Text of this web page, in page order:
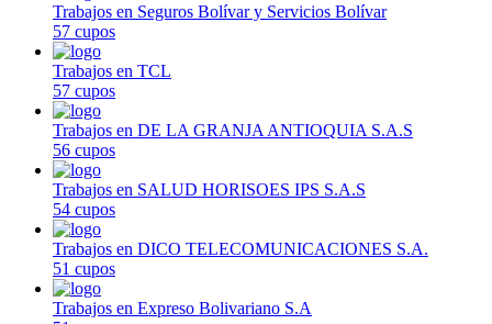
Trabajos en Seguros Bolívar y Servicios Bolívar
57 cupos
Trabajos en TCL
57 cupos
Trabajos en DE LA GRANJA ANTIOQUIA S.A.S
56 cupos
Trabajos en SALUD HORISOES IPS S.A.S
54 cupos
Trabajos en DICO TELECOMUNICACIONES S.A.
51 cupos
Trabajos en Expreso Bolivariano S.A